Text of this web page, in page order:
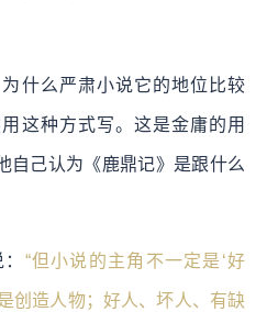
什么严肃小说它的地位比较
这种方式写。这是金庸的用
自己认为《鹿鼎记》是跟什么
“但小说的主角不一定是‘好
创造人物；好人、坏人、有缺